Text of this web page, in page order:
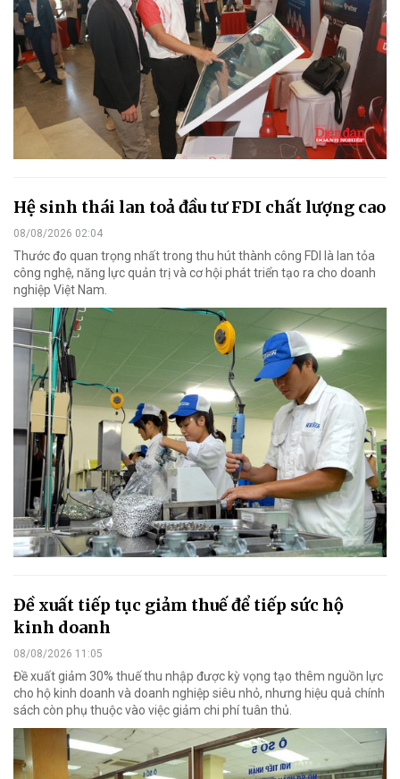
Hệ sinh thái lan toả đầu tư FDI chất lượng cao
08/08/2026 02:04
Thước đo quan trọng nhất trong thu hút thành công FDI là lan tỏa
công nghệ, năng lực quản trị và cơ hội phát triển tạo ra cho doanh
nghiệp Việt Nam.
Đề xuất tiếp tục giảm thuế để tiếp sức hộ
kinh doanh
08/08/2026 11:05
Đề xuất giảm 30% thuế thu nhập được kỳ vọng tạo thêm nguồn lực
cho hộ kinh doanh và doanh nghiệp siêu nhỏ, nhưng hiệu quả chính
sách còn phụ thuộc vào việc giảm chi phí tuân thủ.